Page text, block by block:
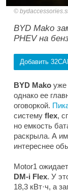
BYD Mako
PHEV на
Добавить
BYD Mako уже
однако ее
оговоркой.
систему flex,
но емкость
раскрыла. А
интереснее
Motor1
DM-i Flex. У
18,3 кВт·ч, а